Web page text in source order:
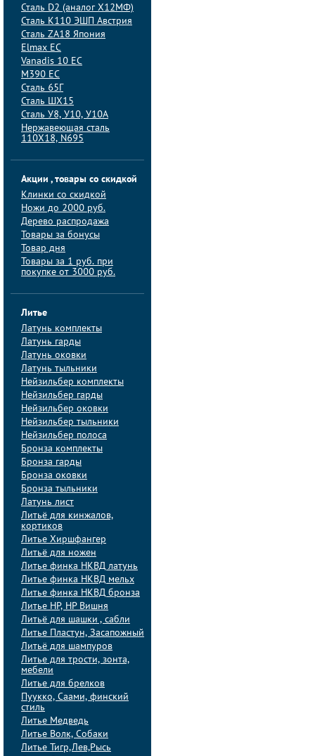
Сталь D2 (аналог Х12МФ)
Сталь K110 ЭШП Австрия
Сталь ZA18 Япония
Elmax ЕС
Vanadis 10 ЕС
M390 ЕС
Сталь 65Г
Сталь ШХ15
Сталь У8, У10, У10А
Нержавеющая сталь
110Х18, N695
Акции , товары со скидкой
Клинки со скидкой
Ножи до 2000 руб.
Дерево распродажа
Товары за бонусы
Товар дня
Товары за 1 руб. при
покупке от 3000 руб.
Литье
Латунь комплекты
Латунь гарды
Латунь оковки
Латунь тыльники
Нейзильбер комплекты
Нейзильбер гарды
Нейзильбер оковки
Нейзильбер тыльники
Нейзильбер полоса
Бронза комплекты
Бронза гарды
Бронза оковки
Бронза тыльники
Латунь лист
Литьё для кинжалов,
кортиков
Литье Хиршфангер
Литьё для ножен
Литье финка НКВД латунь
Литье финка НКВД мельх
Литье финка НКВД бронза
Литье НР, НР Вишня
Литьё для шашки , сабли
Литье Пластун, Засапожный
Литьё для шампуров
Литье для трости, зонта,
мебели
Литье для брелков
Пуукко, Саами, финский
стиль
Литье Медведь
Литье Волк, Собаки
Литье Тигр,Лев,Рысь